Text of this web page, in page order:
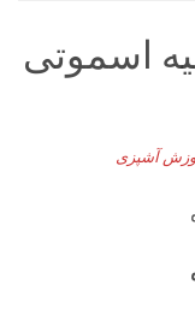
اسموتی
آشپزی